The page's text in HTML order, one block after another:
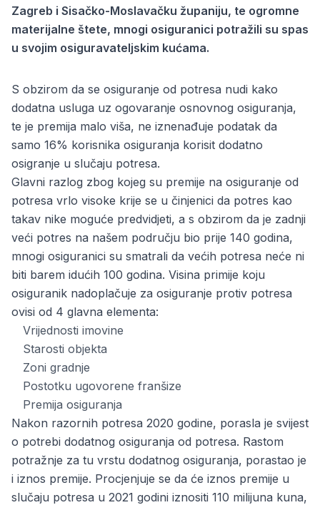
Zagreb i Sisačko-Moslavačku županiju, te ogromne
materijalne štete, mnogi osiguranici potražili su spas
u svojim osiguravateljskim kućama.
S obzirom da se osiguranje od potresa nudi kako
dodatna usluga uz ogovaranje osnovnog osiguranja,
te je premija malo viša, ne iznenađuje podatak da
samo 16% korisnika osiguranja korisit dodatno
osigranje u slučaju potresa.
Glavni razlog zbog kojeg su premije na osiguranje od
potresa vrlo visoke krije se u činjenici da potres kao
takav nike moguće predvidjeti, a s obzirom da je zadnji
veći potres na našem području bio prije 140 godina,
mnogi osiguranici su smatrali da većih potresa neće ni
biti barem idućih 100 godina. Visina primije koju
osiguranik nadoplačuje za osiguranje protiv potresa
ovisi od 4 glavna elementa:
Vrijednosti imovine
Starosti objekta
Zoni gradnje
Postotku ugovorene franšize
Premija osiguranja
Nakon razornih potresa 2020 godine, porasla je svijest
o potrebi dodatnog osiguranja od potresa. Rastom
potražnje za tu vrstu dodatnog osiguranja, porastao je
i iznos premije. Procjenjuje se da će iznos premije u
slučaju potresa u 2021 godini iznositi 110 milijuna kuna,